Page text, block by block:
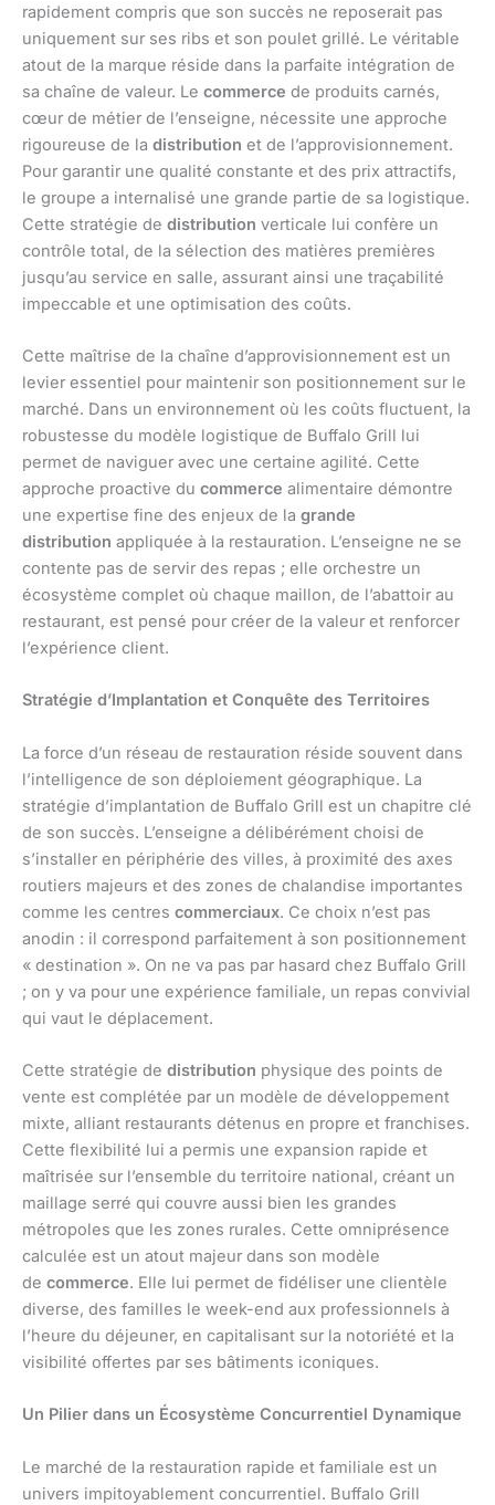
rapidement compris que son succès ne reposerait pas
uniquement sur ses ribs et son poulet grillé. Le véritable
atout de la marque réside dans la parfaite intégration de
sa chaîne de valeur. Le commerce de produits carnés,
cœur de métier de l’enseigne, nécessite une approche
rigoureuse de la distribution et de l’approvisionnement.
Pour garantir une qualité constante et des prix attractifs,
le groupe a internalisé une grande partie de sa logistique.
Cette stratégie de distribution verticale lui confère un
contrôle total, de la sélection des matières premières
jusqu’au service en salle, assurant ainsi une traçabilité
impeccable et une optimisation des coûts.
Cette maîtrise de la chaîne d’approvisionnement est un
levier essentiel pour maintenir son positionnement sur le
marché. Dans un environnement où les coûts fluctuent, la
robustesse du modèle logistique de Buffalo Grill lui
permet de naviguer avec une certaine agilité. Cette
approche proactive du commerce alimentaire démontre
une expertise fine des enjeux de la grande
distribution appliquée à la restauration. L’enseigne ne se
contente pas de servir des repas ; elle orchestre un
écosystème complet où chaque maillon, de l’abattoir au
restaurant, est pensé pour créer de la valeur et renforcer
l’expérience client.
Stratégie d’Implantation et Conquête des Territoires
La force d’un réseau de restauration réside souvent dans
l’intelligence de son déploiement géographique. La
stratégie d’implantation de Buffalo Grill est un chapitre clé
de son succès. L’enseigne a délibérément choisi de
s’installer en périphérie des villes, à proximité des axes
routiers majeurs et des zones de chalandise importantes
comme les centres commerciaux. Ce choix n’est pas
anodin : il correspond parfaitement à son positionnement
« destination ». On ne va pas par hasard chez Buffalo Grill
; on y va pour une expérience familiale, un repas convivial
qui vaut le déplacement.
Cette stratégie de distribution physique des points de
vente est complétée par un modèle de développement
mixte, alliant restaurants détenus en propre et franchises.
Cette flexibilité lui a permis une expansion rapide et
maîtrisée sur l’ensemble du territoire national, créant un
maillage serré qui couvre aussi bien les grandes
métropoles que les zones rurales. Cette omniprésence
calculée est un atout majeur dans son modèle
de commerce. Elle lui permet de fidéliser une clientèle
diverse, des familles le week-end aux professionnels à
l’heure du déjeuner, en capitalisant sur la notoriété et la
visibilité offertes par ses bâtiments iconiques.
Un Pilier dans un Écosystème Concurrentiel Dynamique
Le marché de la restauration rapide et familiale est un
univers impitoyablement concurrentiel. Buffalo Grill